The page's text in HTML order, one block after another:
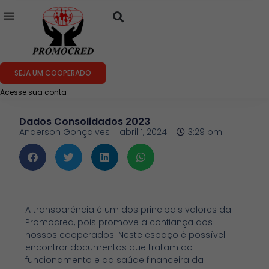
Acesse sua conta
SEJA UM COOPERADO
Dados Consolidados 2023
Anderson Gonçalves abril 1, 2024 3:29 pm
A transparência é um dos principais valores da
Promocred, pois promove a confiança dos
nossos cooperados. Neste espaço é possível
encontrar documentos que tratam do
funcionamento e da saúde financeira da